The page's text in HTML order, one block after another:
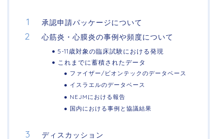
承認申請パッケージについて
心筋炎・心膜炎の事例や頻度について
5-11歳対象の臨床試験における発現
これまでに蓄積されたデータ
ファイザー/ビオンテックのデータベース
イスラエルのデータベース
NEJMにおける報告
国内における事例と協議結果
ディスカッション